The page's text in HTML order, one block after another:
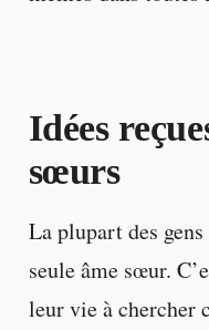
Idées
sœurs
La plupart des
seule âme sœur.
leur vie à chercher